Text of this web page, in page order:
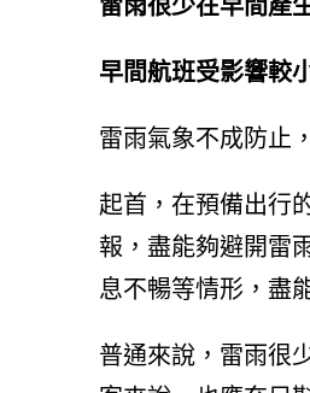
早間航班受影響較
雷雨氣象不成防止
起首，在預備出行
報，盡能夠避開雷
息不暢等情形，盡
普通來說，雷雨很